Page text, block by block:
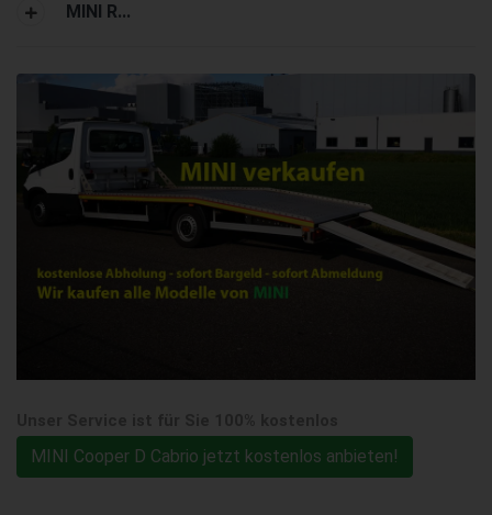
MINI R...
MINI Cooper D Cabrio jetzt kostenlos anbieten!